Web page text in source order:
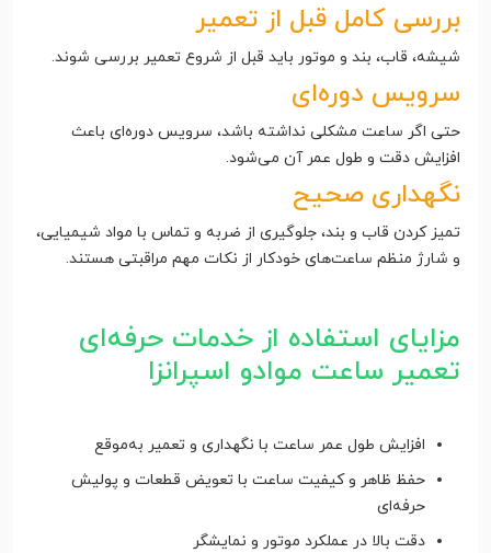
بررسی کامل قبل از تعمیر
شیشه، قاب، بند و موتور باید قبل از شروع تعمیر بررسی شوند.
سرویس دوره‌ای
حتی اگر ساعت مشکلی نداشته باشد، سرویس دوره‌ای باعث
افزایش دقت و طول عمر آن می‌شود.
نگهداری صحیح
تمیز کردن قاب و بند، جلوگیری از ضربه و تماس با مواد شیمیایی،
و شارژ منظم ساعت‌های خودکار از نکات مهم مراقبتی هستند.
مزایای استفاده از خدمات حرفه‌ای
تعمیر ساعت موادو اسپرانزا
افزایش طول عمر ساعت با نگهداری و تعمیر به‌موقع
حفظ ظاهر و کیفیت ساعت با تعویض قطعات و پولیش
حرفه‌ای
دقت بالا در عملکرد موتور و نمایشگر